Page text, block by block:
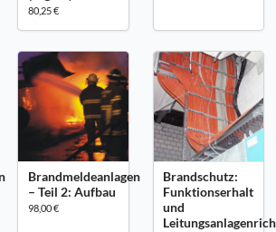
80,25 €
Brandmeldeanlagen
– Teil 2: Aufbau
98,00 €
Brandschutz:
Funktionserhalt
und